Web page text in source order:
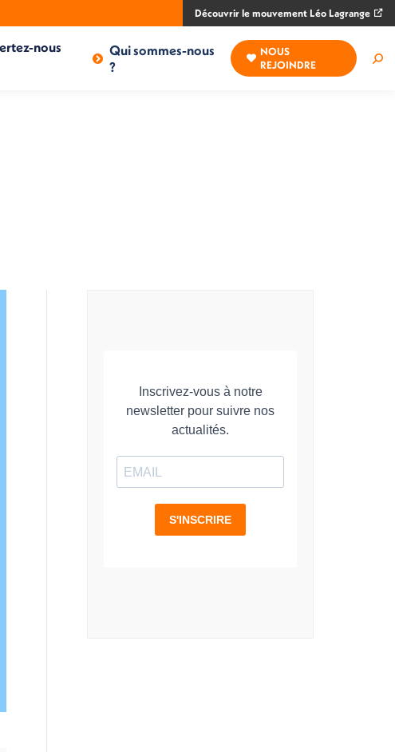
Découvrir le mouvement Léo Lagrange
nous
Qui sommes-nous
?
NOUS
REJOINDRE